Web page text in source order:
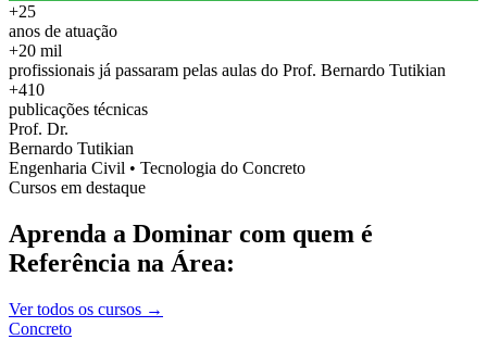
+25
anos de atuação
+20 mil
profissionais já passaram pelas aulas do Prof. Bernardo Tutikian
+410
publicações técnicas
Prof. Dr.
Bernardo Tutikian
Engenharia Civil • Tecnologia do Concreto
Cursos em destaque
Aprenda a Dominar com quem é
Referência na Área:
Ver todos os cursos →
Concreto